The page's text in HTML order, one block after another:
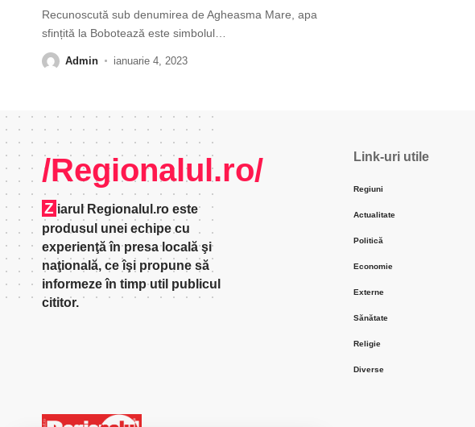
Recunoscută sub denumirea de Agheasma Mare, apa
sfințită la Bobotează este simbolul
Admin ianuarie 4, 2023
/Regionalul.ro/
Z iarul Regionalul.ro este
produsul unei echipe cu
experienţă în presa locală şi
naţională, ce îşi propune să
informeze în timp util publicul
cititor.
Link-uri utile
Regiuni
Actualitate
Politică
Economie
Externe
Sănătate
Religie
Diverse